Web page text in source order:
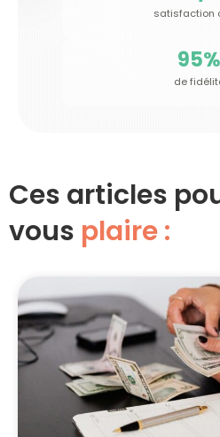
satisfaction
de
95%
Ces articles
vous plaire :